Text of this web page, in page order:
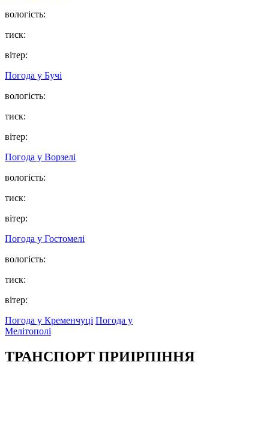
вологість:
тиск:
вітер:
Погода у Бучі
вологість:
тиск:
вітер:
Погода у Ворзелі
вологість:
тиск:
вітер:
Погода у Гостомелі
вологість:
тиск:
вітер:
Погода у Кременчуці Погода у
Мелітополі
ТРАНСПОРТ ПРИІРПІННЯ